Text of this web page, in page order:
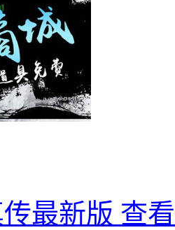
最新版 查